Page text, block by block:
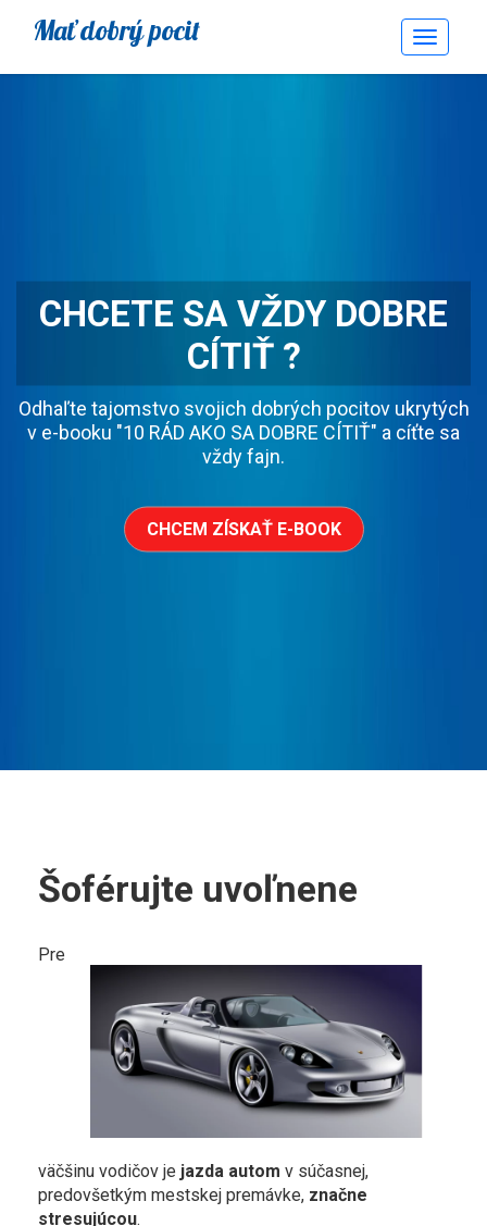
CHCETE SA VŽDY DOBRE
CÍTIŤ ?
Odhaľte tajomstvo svojich dobrých pocitov ukrytých
v e-booku "10 RÁD AKO SA DOBRE CÍTIŤ" a cíťte sa
vždy fajn.
CHCEM ZÍSKAŤ E-BOOK
Mať dobrý pocit
Toggle
Šoférujte uvoľnene
Pre
väčšinu vodičov je jazda autom v súčasnej,
predovšetkým mestskej premávke, značne
stresujúcou.